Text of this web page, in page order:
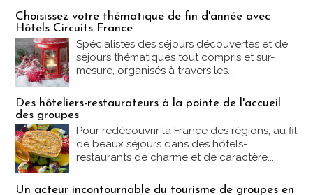
Choisissez votre thématique de fin d'année avec
Hôtels Circuits France
Spécialistes des séjours découvertes et de
séjours thématiques tout compris et sur-
mesure, organisés à travers les...
Des hôteliers-restaurateurs à la pointe de l'accueil
des groupes
Pour redécouvrir la France des régions, au fil
de beaux séjours dans des hôtels-
restaurants de charme et de caractère....
Un acteur incontournable du tourisme de groupes en